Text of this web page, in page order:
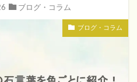
ブログ・コラム
ブログ・コラム